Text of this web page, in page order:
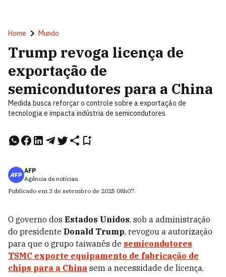
Home Mundo
Trump revoga licença de
exportação de
semicondutores para a China
Medida busca reforçar o controle sobre a exportação de
tecnologia e impacta indústria de semicondutores
AFP
Agência de notícias
Publicado em 3 de setembro de 2025 08h07.
O governo dos Estados Unidos, sob a administração
do presidente Donald Trump, revogou a autorização
para que o grupo taiwanês de semicondutores
TSMC exporte equipamento de fabricação de
chips para a China sem a necessidade de licença.